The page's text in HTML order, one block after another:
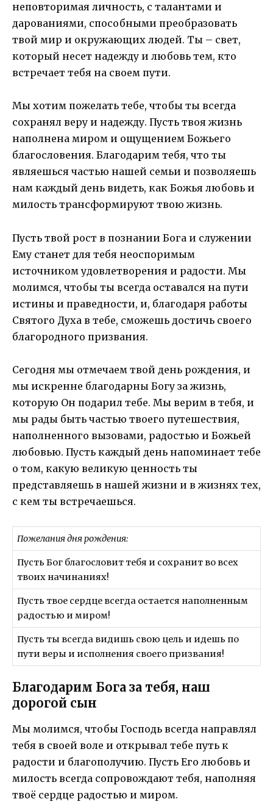
неповторимая личность, с талантами и
дарованиями, способными преобразовать
твой мир и окружающих людей. Ты – свет,
который несет надежду и любовь тем, кто
встречает тебя на своем пути.
Мы хотим пожелать тебе, чтобы ты всегда
сохранял веру и надежду. Пусть твоя жизнь
наполнена миром и ощущением Божьего
благословения. Благодарим тебя, что ты
являешься частью нашей семьи и позволяешь
нам каждый день видеть, как Божья любовь и
милость трансформируют твою жизнь.
Пусть твой рост в познании Бога и служении
Ему станет для тебя неоспоримым
источником удовлетворения и радости. Мы
молимся, чтобы ты всегда оставался на пути
истины и праведности, и, благодаря работы
Святого Духа в тебе, сможешь достичь своего
благородного призвания.
Сегодня мы отмечаем твой день рождения, и
мы искренне благодарны Богу за жизнь,
которую Он подарил тебе. Мы верим в тебя, и
мы рады быть частью твоего путешествия,
наполненного вызовами, радостью и Божьей
любовью. Пусть каждый день напоминает тебе
о том, какую великую ценность ты
представляешь в нашей жизни и в жизнях тех,
с кем ты встречаешься.
Пожелания дня рождения:
Пусть Бог благословит тебя и сохранит во всех
твоих начинаниях!
Пусть твое сердце всегда остается наполненным
радостью и миром!
Пусть ты всегда видишь свою цель и идешь по
пути веры и исполнения своего призвания!
Благодарим Бога за тебя, наш
дорогой сын
Мы молимся, чтобы Господь всегда направлял
тебя в своей воле и открывал тебе путь к
радости и благополучию. Пусть Его любовь и
милость всегда сопровождают тебя, наполняя
твоё сердце радостью и миром.